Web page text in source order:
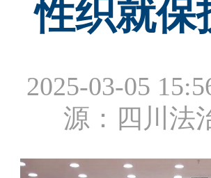
性织就保
2025-03-05
源：四川法